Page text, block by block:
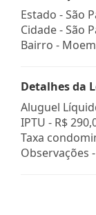
Estado -São
Cidade -São
Bairro -
Detalhes da
Aluguel
IPTU - R$
Taxa
Observações